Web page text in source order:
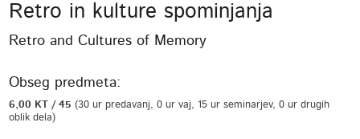
Retro in kulture spominjanja
Retro and Cultures of Memory
Obseg predmeta:
6,00 KT / 45(30 ur predavanj, 0 ur vaj, 15 ur seminarjev, 0 ur drugih
oblik dela)